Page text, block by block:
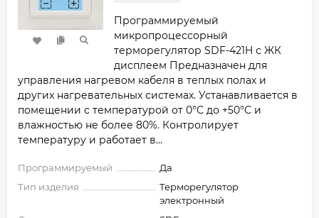
Программируемый
микропроцессорный
терморегулятор SDF-421H с ЖК
дисплеем Предназначен для
управления нагревом кабеля в теплых полах и
других нагревательных системах. Устанавливается в
помещении с температурой от 0°C до +50°C и
влажностью не более 80%. Контролирует
температуру и работает в...
Программируемый
Да
Тип изделия
Терморегулятор
электронный